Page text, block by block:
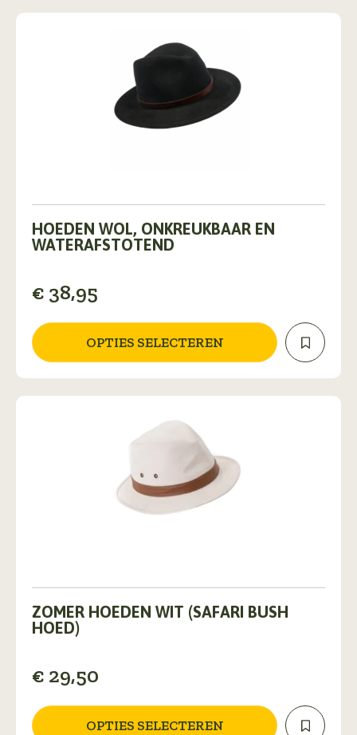
HOEDEN WOL, ONKREUKBAAR EN
WATERAFSTOTEND
€ 38,95
OPTIES SELECTEREN
product
heeft
Deze
optie
gekozen
worden
op
de
ZOMER HOEDEN WIT (SAFARI BUSH
HOED)
€ 29,50
OPTIES SELECTEREN
product
heeft
meerdere
Deze
optie
gekozen
worden